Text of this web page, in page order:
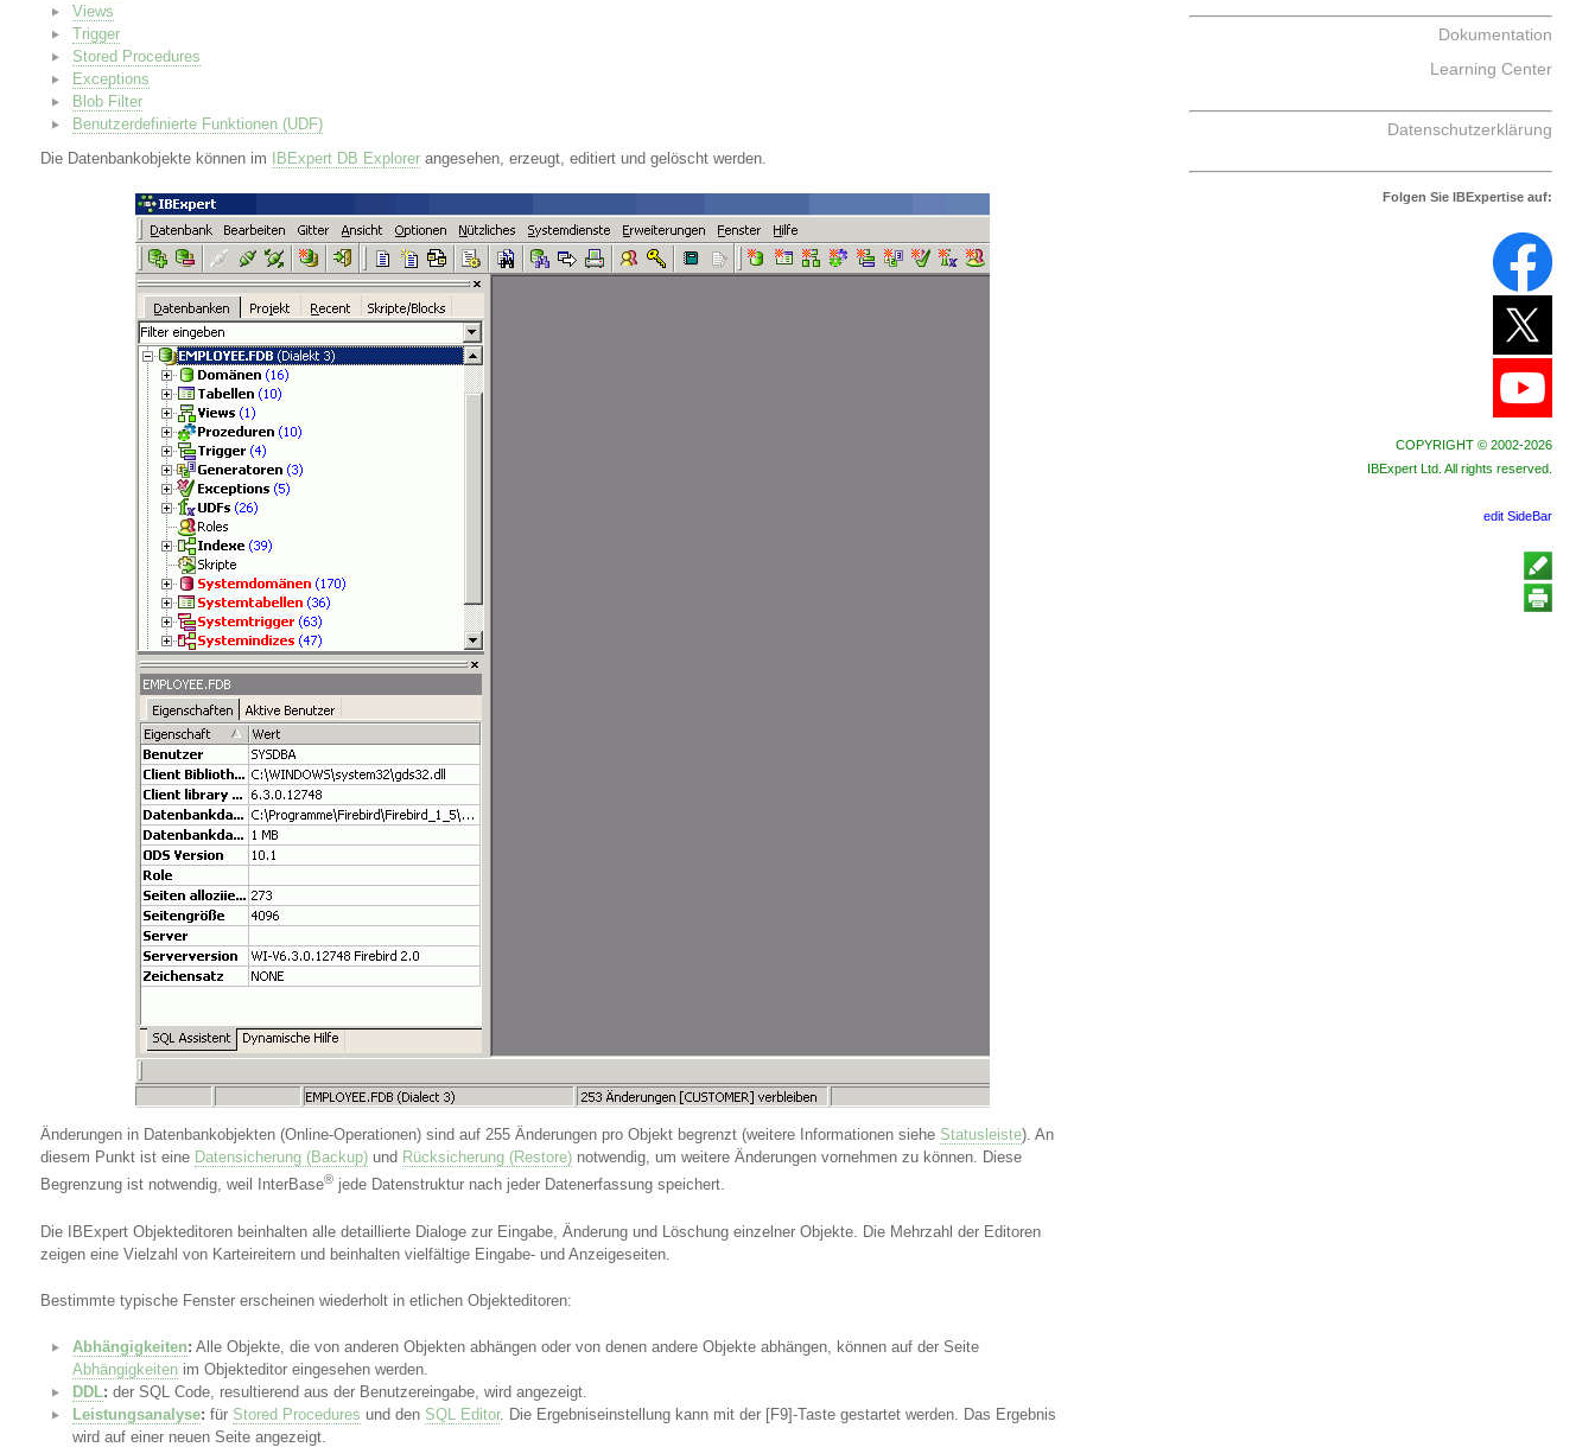
Views
Trigger
Stored Procedures
Exceptions
Blob Filter
Benutzerdefinierte Funktionen (UDF)
Die Datenbankobjekte können im
IBExpert DB Explorerangesehen, erzeugt, editiert und gelöscht werden.
Änderungen in Datenbankobjekten (Online-Operationen) sind auf 255 Änderungen pro Objekt begrenzt (weitere Informationen siehe Statusleiste). An
diesem Punkt ist eine Datensicherung (Backup)und Rücksicherung (Restore)notwendig, um weitere Änderungen vornehmen zu können. Diese
Begrenzung ist notwendig, weil InterBase®jede Datenstruktur nach jeder Datenerfassung speichert.
Die IBExpert Objekteditoren beinhalten alle detaillierte Dialoge zur Eingabe, Änderung und Löschung einzelner Objekte. Die Mehrzahl der Editoren
zeigen eine Vielzahl von Karteireitern und beinhalten vielfältige Eingabe- und Anzeigeseiten.
Bestimmte typische Fenster erscheinen wiederholt in etlichen Objekteditoren:
Abhängigkeiten: Alle Objekte, die von anderen Objekten abhängen oder von denen andere Objekte abhängen, können auf der Seite
Abhängigkeitenim Objekteditor eingesehen werden.
DDL: der SQL Code, resultierend aus der Benutzereingabe, wird angezeigt.
Leistungsanalyse: für Stored Procedures und den SQL Editor. Die Ergebniseinstellung kann mit der [F9]-Taste gestartet werden. Das Ergebnis
wird auf einer neuen Seite angezeigt.
Dokumentation
Learning Center
Datenschutzerklärung
Folgen Sie IBExpertise auf:
COPYRIGHT © 2002-2026
IBExpert Ltd. All rights reserved.
edit SideBar